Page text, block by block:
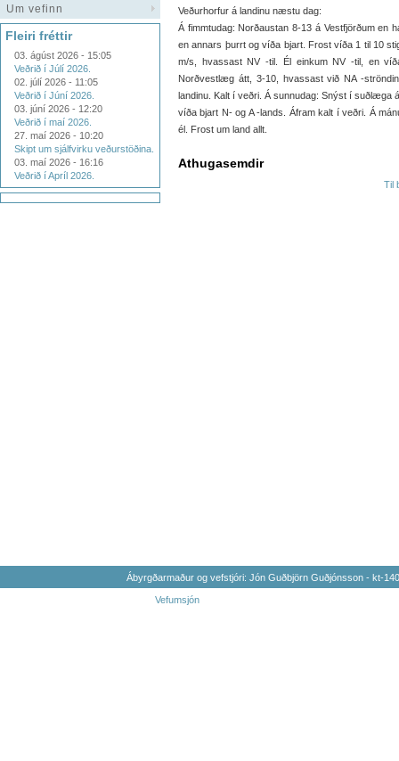
Um vefinn
Fleiri fréttir
03. ágúst 2026 - 15:05
Veðrið í Júlí 2026.
02. júlí 2026 - 11:05
Veðrið í Júní 2026.
03. júní 2026 - 12:20
Veðrið í maí 2026.
27. maí 2026 - 10:20
Skipt um sjálfvirku veðurstöðina.
03. maí 2026 - 16:16
Veðrið í Apríl 2026.
Veðurhorfur á landinu næstu dag:
Á fimmtudag: Norðaustan 8-13 á Vestfjörðum
en annars þurrt og víða bjart. Frost víða 1 til 10
m/s, hvassast NV -til. Él einkum NV -til, en
Norðvestlæg átt, 3-10, hvassast við NA -
landinu. Kalt í veðri. Á sunnudag: Snýst í suðlæga
víða bjart N- og A -lands. Áfram kalt í veðri. Á
él. Frost um land allt.
Athugasemdir
Til
Ábyrgðarmaður og vefstjóri: Jón Guðbjörn Guðjónsson - kt-
Vefumsjón